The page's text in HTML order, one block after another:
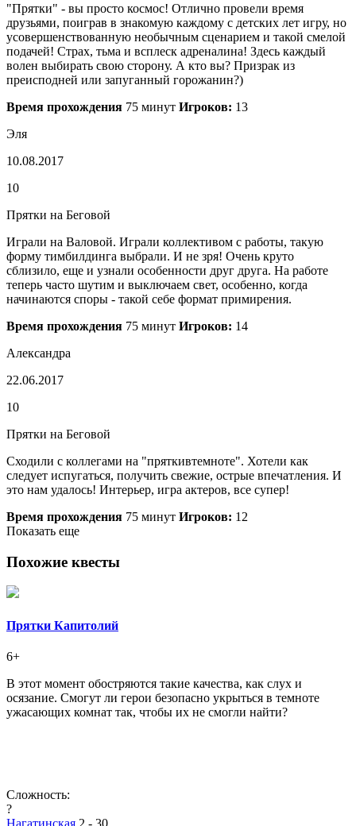
"Прятки" - вы просто космос! Отлично провели время
друзьями, поиграв в знакомую каждому с детских лет игру, но
усовершенствованную необычным сценарием и такой смелой
подачей! Страх, тьма и всплеск адреналина! Здесь каждый
волен выбирать свою сторону. А кто вы? Призрак из
преисподней или запуганный горожанин?)
Время прохождения 75 минут Игроков: 13
Эля
10.08.2017
10
Прятки на Беговой
Играли на Валовой. Играли коллективом с работы, такую
форму тимбилдинга выбрали. И не зря! Очень круто
сблизило, еще и узнали особенности друг друга. На работе
теперь часто шутим и выключаем свет, особенно, когда
начинаются споры - такой себе формат примирения.
Время прохождения 75 минут Игроков: 14
Александра
22.06.2017
10
Прятки на Беговой
Сходили с коллегами на "пряткивтемноте". Хотели как
следует испугаться, получить свежие, острые впечатления. И
это нам удалось! Интерьер, игра актеров, все супер!
Время прохождения 75 минут Игроков: 12
Показать еще
Похожие квесты
Прятки Капитолий
6+
В этот момент обостряются такие качества, как слух и
осязание. Смогут ли герои безопасно укрыться в темноте
ужасающих комнат так, чтобы их не смогли найти?
Сложность:
?
Нагатинская 2 - 30